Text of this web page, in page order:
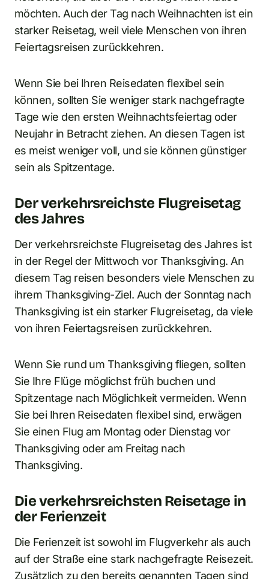
möchten. Auch der Tag nach Weihnachten ist ein
starker Reisetag, weil viele Menschen von ihren
Feiertagsreisen zurückkehren.
Wenn Sie bei Ihren Reisedaten flexibel sein
können, sollten Sie weniger stark nachgefragte
Tage wie den ersten Weihnachtsfeiertag oder
Neujahr in Betracht ziehen. An diesen Tagen ist
es meist weniger voll, und sie können günstiger
sein als Spitzentage.
Der verkehrsreichste Flugreisetag
des Jahres
Der verkehrsreichste Flugreisetag des Jahres ist
in der Regel der Mittwoch vor Thanksgiving. An
diesem Tag reisen besonders viele Menschen zu
ihrem Thanksgiving-Ziel. Auch der Sonntag nach
Thanksgiving ist ein starker Flugreisetag, da viele
von ihren Feiertagsreisen zurückkehren.
Wenn Sie rund um Thanksgiving fliegen, sollten
Sie Ihre Flüge möglichst früh buchen und
Spitzentage nach Möglichkeit vermeiden. Wenn
Sie bei Ihren Reisedaten flexibel sind, erwägen
Sie einen Flug am Montag oder Dienstag vor
Thanksgiving oder am Freitag nach
Thanksgiving.
Die verkehrsreichsten Reisetage in
der Ferienzeit
Die Ferienzeit ist sowohl im Flugverkehr als auch
auf der Straße eine stark nachgefragte Reisezeit.
Zusätzlich zu den bereits genannten Tagen sind